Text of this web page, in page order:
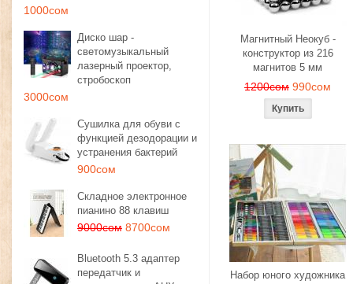
1000сом
Диско шар -
светомузыкальный
лазерный проектор,
стробоскоп
3000сом
Сушилка для обуви с
функцией дезодорации и
устранения бактерий
900сом
Складное электронное
пианино 88 клавиш
9000сом 8700сом
Bluetooth 5.3 адаптер
передатчик и
Магнитный Неокуб -
конструктор из 216
магнитов 5 мм
1200сом 990сом
Набор юного художника